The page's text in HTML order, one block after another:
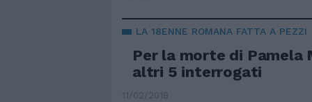
LA 18ENNE ROMANA FATTA A PEZZI
Per la morte di
altri 5 interrogati
11/02/2018